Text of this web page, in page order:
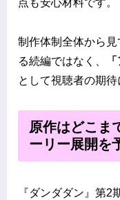
点も安心材料です。
制作体制全体から
る続編ではなく、
として視聴者の期待
原作はどこま
ーリー展開を
『ダンダダン』第2